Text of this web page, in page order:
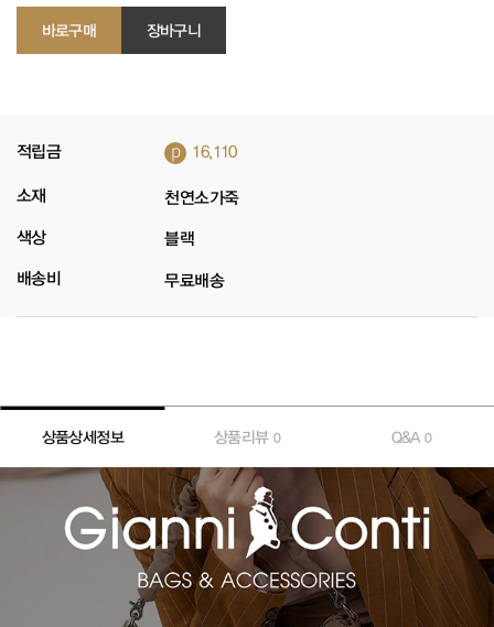
바로구매 장바구니
적립금 p 16,110
소재 천연소가죽
색상 블랙
배송비 무료배송
상품상세정보 상품리뷰 0 Q&A0